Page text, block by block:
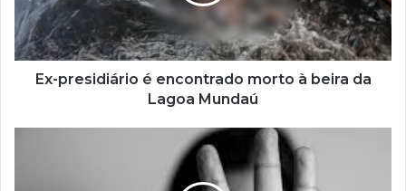
Ex-presidiário é encontrado morto à beira da
Lagoa Mundaú